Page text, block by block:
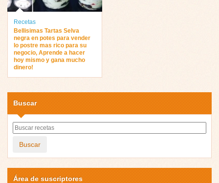
Recetas
Bellisimas Tartas Selva
negra en potes para vender
lo postre mas rico para su
negocio, Aprende a hacer
hoy mismo y gana mucho
dinero!
Buscar
Buscar
Área de suscriptores